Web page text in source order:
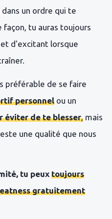
un ordre qui te
tu auras toujours
d'excitant lorsque
préférable de se faire
personnel ou un
éviter de te blesser, mais
une qualité que nous
tu peux toujours
gratuitement